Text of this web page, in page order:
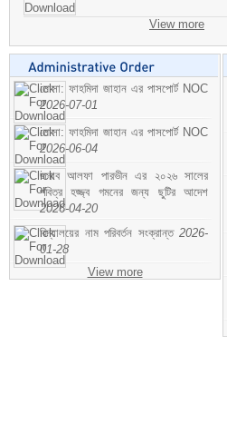
View more
মোসা: ফাহমিদা জাহান এর পাসপোর্ট NOC
2026-07-01
মোসা: ফাহমিদা জাহান এর পাসপোর্ট NOC
2026-06-04
জনাব আলফা পারভীন এর ২০২৬ সালের
পবিত্র হজ্জ্ব গমনের জন্য ছুটির আদেশ
2026-04-20
বিদ্যালয়ের নাম পরিবর্তন সংক্রান্ত 2026-
01-28
View more